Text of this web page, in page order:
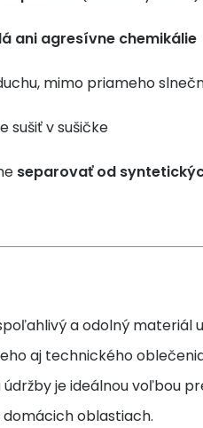
ani agresívne chemikálie
mimo priameho
sušiť v sušičke
separovať od
a odolný materiál
aj technického
je ideálnou voľbou
oblastiach.